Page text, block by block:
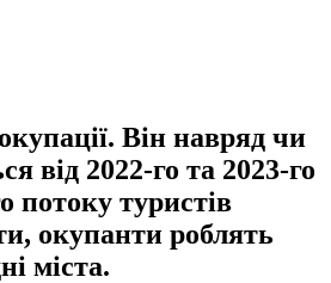
Він навряд чи
від 2022-го та 2023-го
потоку туристів
окупанти роблять
міста.